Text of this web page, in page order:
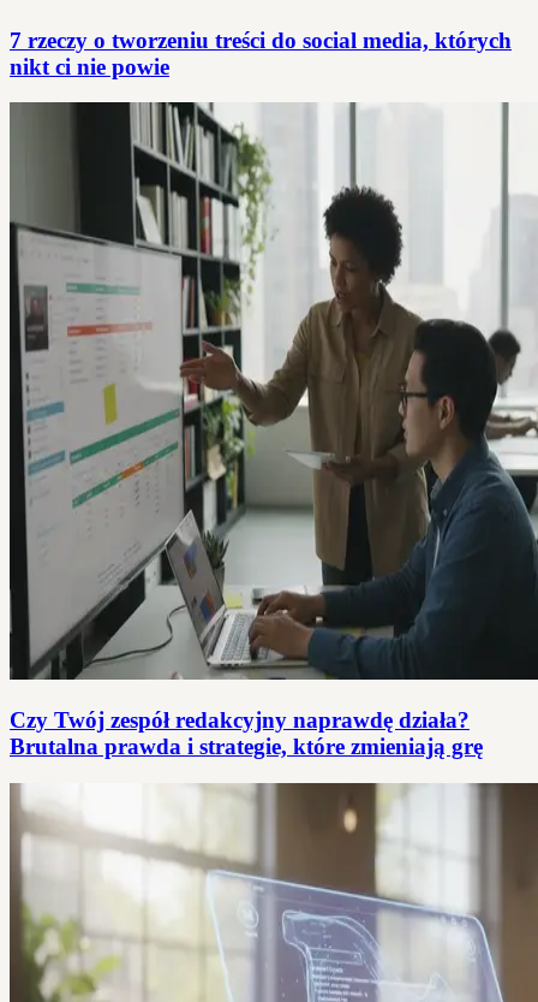
7 rzeczy o tworzeniu treści do social media, których
nikt ci nie powie
Czy Twój zespół redakcyjny naprawdę działa?
Brutalna prawda i strategie, które zmieniają grę